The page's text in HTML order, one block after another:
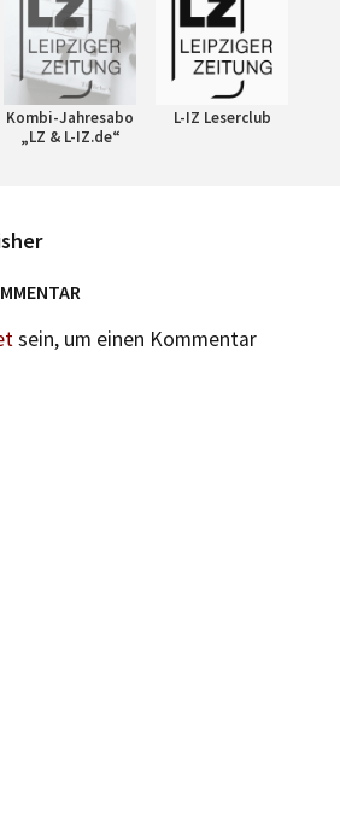
Kombi-Jahresabo
„LZ & L-IZ.de“
L-IZ Leserclub
sein, um einen Kommentar